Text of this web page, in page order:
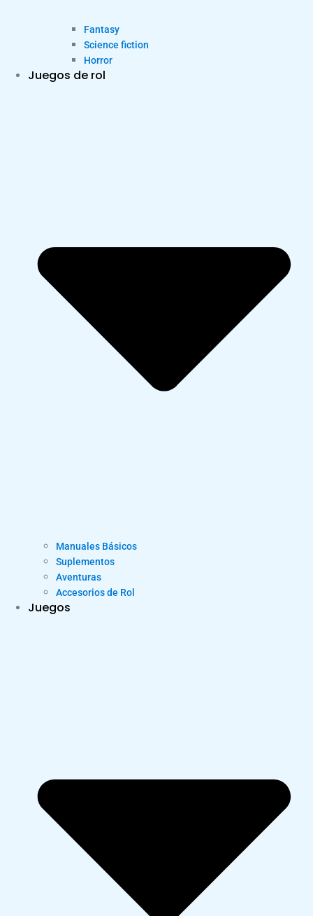
Fantasy
Science fiction
Horror
Juegos de rol
Manuales Básicos
Suplementos
Aventuras
Accesorios de Rol
Juegos